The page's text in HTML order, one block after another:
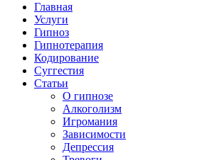
Главная
Услуги
Гипноз
Гипнотерапия
Кодирование
Суггестия
Статьи
О гипнозе
Алкоголизм
Игромания
Зависимости
Депрессия